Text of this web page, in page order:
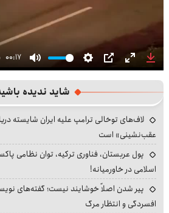
00:17
Mute Settings
PIP Enter
شاید ندیده
لاف‌های توخالی ترامپ علیه ایران شایسته
عقب‌نشینی» است
پول عربستان، فناوری ترکیه، توان نظامی
اسلامی در خاورمیانه!
پیر شدن اصلاً خوشایند نیست؛ گفته‌های
افسردگی و انتظار مرگ